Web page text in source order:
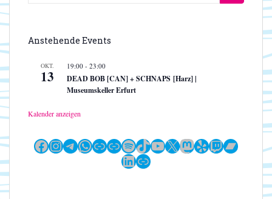
Anstehende Events
OKT.
13
19:00 - 23:00
DEAD BOB [CAN] + SCHNAPS [Harz] |
Museumskeller Erfurt
Kalender anzeigen
Facebook
Instagram
Telegram
WhatsApp
LinkLinkSpotify
TikTok
YouTube
X Mastodon
YelpTwitch
LinkedIn
Link